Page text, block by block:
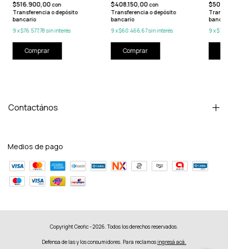
$516.900,00 con
Transferencia o depósito
bancario
9 x$76.577,78 sin interés
Comprar
$408.150,00 con
Transferencia o depósito
bancario
9x$60.466,67sin interés
Comprar
9 x
Contactános
Medios de pago
Copyright Ceofic - 2026. Todos los derechos reservados.
Defensa de las y los consumidores. Para reclamos ingresá acá.